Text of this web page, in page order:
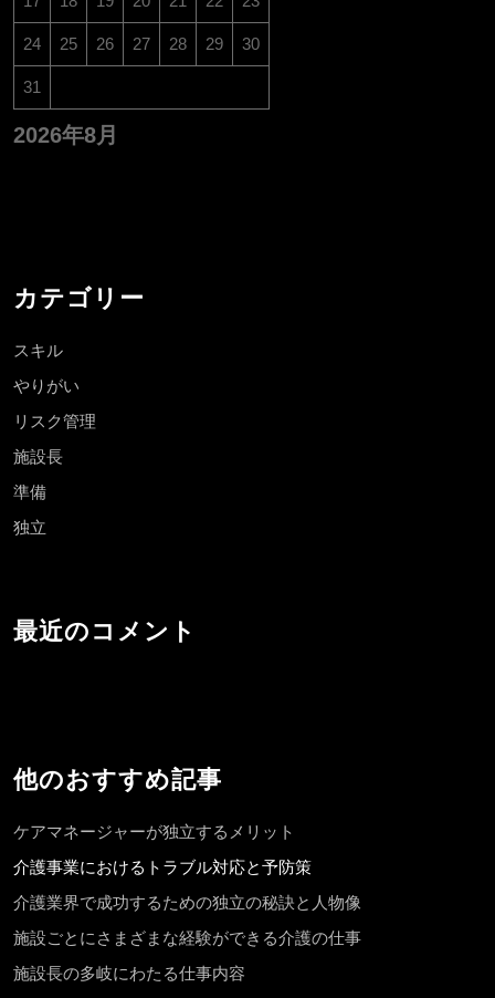
2026年8月
24 25 26 27 28 29 30
31
カテゴリー
スキル
やりがい
リスク管理
施設長
準備
独立
最近のコメント
他のおすすめ記事
ケアマネージャーが独立するメリット
介護事業におけるトラブル対応と予防策
介護業界で成功するための独立の秘訣と人物像
施設ごとにさまざまな経験ができる介護の仕事
施設長の多岐にわたる仕事内容